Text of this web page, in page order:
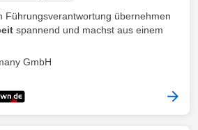
Führungsverantwortung übernehmen
spannend und machst aus einem
GmbH